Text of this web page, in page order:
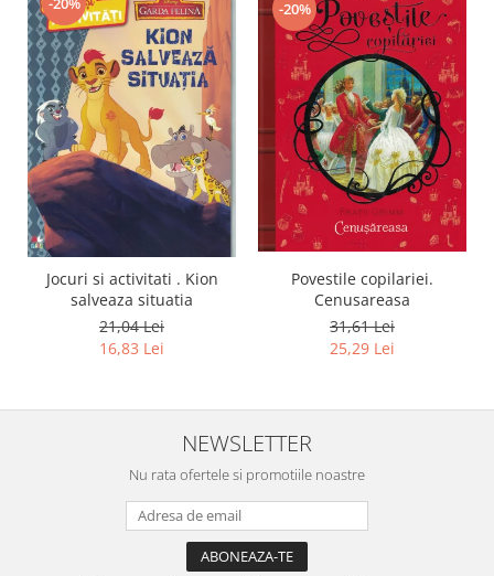
Jocuri si activitati . Kion
salveaza situatia
21,04 Lei
16,83 Lei
-20%
Povestile copilariei.
Cenusareasa
31,61 Lei
25,29 Lei
NEWSLETTER
Nu rata ofertele si promotiile noastre